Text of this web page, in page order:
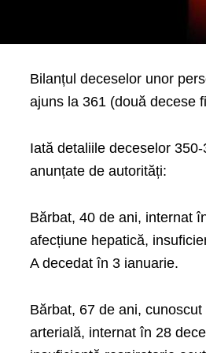
Bilanțul deceselor unor
ajuns la 361 (două decese
Iată detaliile deceselor
anunțate de autorități:
Bărbat, 40 de ani, internat
afecțiune hepatică,
A decedat în 3 ianuarie.
Bărbat, 67 de ani,
arterială, internat în 28